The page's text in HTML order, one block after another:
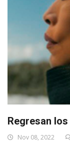
Regresan
Nov 08, 2022